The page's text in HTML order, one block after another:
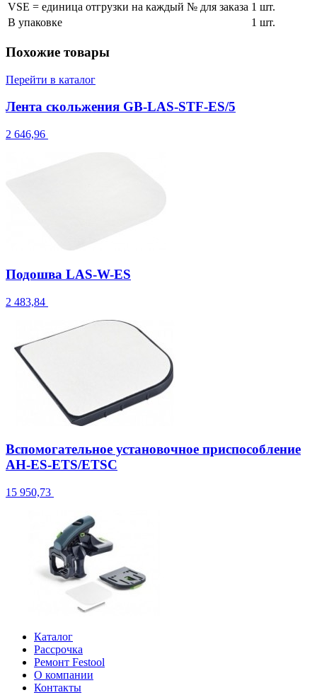
VSE = единица отгрузки на каждый № для заказа 1 шт.
В упаковке
1 шт.
Похожие товары
Перейти в каталог
Лента скольжения GB-LAS-STF-ES/5
2 646,96
Подошва LAS-W-ES
2 483,84
Вспомогательное установочное приспособление
AH-ES-ETS/ETSC
15 950,73
Каталог
Рассрочка
Ремонт Festool
О компании
Контакты